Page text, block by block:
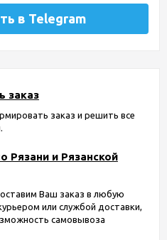
в Telegram
заказ
заказ и решить все
Рязани и Рязанской
Ваш заказ в любую
или службой доставки,
самовывоза